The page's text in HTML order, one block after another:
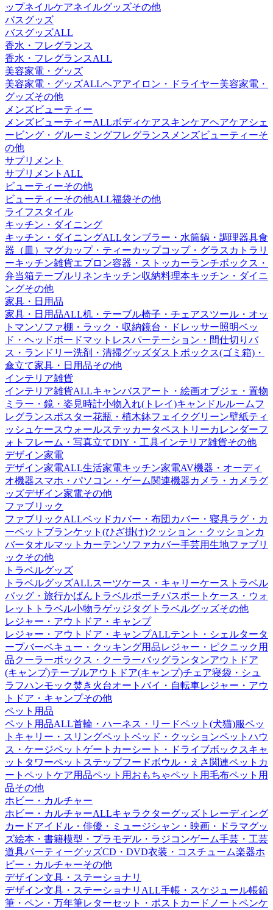
ップネイルケアネイルグッズその他
バスグッズ
バスグッズALL
香水・フレグランス
香水・フレグランスALL
美容家電・グッズ
美容家電・グッズALLヘアアイロン・ドライヤー美容家電・
グッズその他
メンズビューティー
メンズビューティーALLボディケアスキンケアヘアケアシェ
ービング・グルーミングフレグランス メンズビューティーそ
の他
サプリメント
サプリメントALL
ビューティーその他
ビューティーその他ALL福袋その他
ライフスタイル
キッチン・ダイニング
キッチン・ダイニングALLタンブラー・水筒鍋・調理器具食
器（皿） マグカップ・ティーカップコップ・グラス カトラリ
ーキッチン雑貨エプロン容器・ストッカーランチボックス・
弁当箱テーブルリネンキッチン収納料理本キッチン・ダイニ
ングその他
家具・日用品
家具・日用品ALL机・テーブル椅子・チェアスツール・オッ
トマンソファ棚・ラック・収納鏡台・ドレッサー照明ベッ
ド・ヘッドボードマットレスパーテーション・間仕切り バ
ス・ランドリー洗剤・清掃グッズダストボックス(ゴミ箱)・
傘立て家具・日用品その他
インテリア雑貨
インテリア雑貨ALLキャンバスアート・絵画オブジェ・置物
ミラー・鏡・姿見時計小物入れ(トレイ)キャンドルルームフ
レグランスポスター花瓶・植木鉢フェイクグリーン壁紙ティ
ッシュケース ウォールステッカータペストリーカレンダーフ
ォトフレーム・写真立てDIY・工具インテリア雑貨その他
デザイン家電
デザイン家電ALL生活家電キッチン家電AV機器・オーディ
オ機器スマホ・パソコン・ゲーム関連機器カメラ・カメラグ
ッズデザイン家電その他
ファブリック
ファブリックALLベッドカバー・布団カバー・寝具ラグ・カ
ーペット ブランケット(ひざ掛け)クッション・クッションカ
バータオルマット カーテンソファカバー手芸用生地ファブリ
ックその他
トラベルグッズ
トラベルグッズALLスーツケース・キャリーケース トラベル
バッグ・旅行かばん トラベルポーチパスポートケース・ウォ
レット トラベル小物ラゲッジタグ トラベルグッズその他
レジャー・アウトドア・キャンプ
レジャー・アウトドア・キャンプALLテント・シェルタータ
ープバーベキュー・クッキング用品レジャー・ピクニック用
品クーラーボックス・クーラーバッグランタンアウトドア
(キャンプ)テーブルアウトドア(キャンプ)チェア寝袋・シュ
ラフハンモック焚き火台オートバイ・自転車レジャー・アウ
トドア・キャンプその他
ペット用品
ペット用品ALL首輪・ハーネス・リードペット(犬猫)服ペッ
トキャリー・スリングペットベッド・クッションペットハウ
ス・ケージペットゲート カーシート・ドライブボックスキャ
ットタワーペットステップフードボウル・えさ関連ペットカ
ート ペットケア用品ペット用おもちゃペット用毛布ペット用
品その他
ホビー・カルチャー
ホビー・カルチャーALLキャラクターグッズ トレーディング
カードアイドル・俳優・ミュージシャン・映画・ドラマグッ
ズ絵本・書籍模型・プラモデル・ラジコンゲーム手芸・工芸
道具パーティーグッズCD・DVD衣装・コスチューム楽器ホ
ビー・カルチャーその他
デザイン文具・ステーショナリ
デザイン文具・ステーショナリALL手帳・スケジュール帳鉛
筆・ペン・万年筆レターセット・ポストカード ノート ペンケ